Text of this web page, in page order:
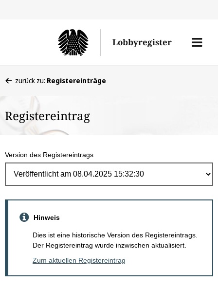
Lobbyregister
Menü
befinden
hier:
zurück zu: Registereinträge
Registereintrag
Version des Registereintrags
Hinweis
Dies ist eine historische Version des Registereintrags.
Der Registereintrag wurde inzwischen aktualisiert.
Zum aktuellen Registereintrag